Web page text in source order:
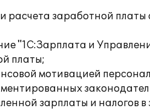
расчета заработной
"1С:Зарплата и
платы;
мотивацией
зарплаты и налогов